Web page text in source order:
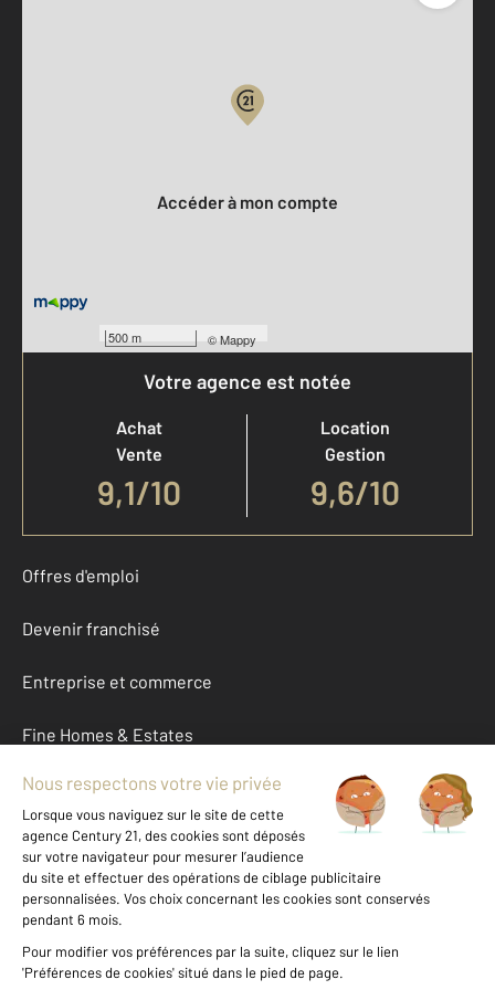
500 m ©Mappy
Accéder à mon compte
Votre agence est notée
Achat
Vente
9,1/10
Location
Gestion
9,6/10
Offres d'emploi
Devenir franchisé
Entreprise et commerce
Fine Homes & Estates
À propos
International
Nous contacter